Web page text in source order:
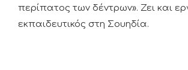
περίπατος των δέντρων». Ζει και
εκπαιδευτικός στη Σουηδία.